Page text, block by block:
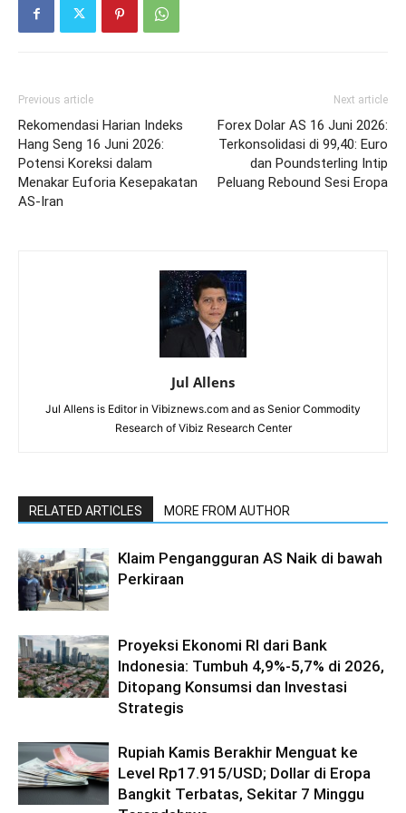
Previous article
Rekomendasi Harian Indeks
Hang Seng 16 Juni 2026:
Potensi Koreksi dalam
Menakar Euforia Kesepakatan
AS-Iran
Next article
Forex Dolar AS 16 Juni 2026:
Terkonsolidasi di 99,40: Euro
dan Poundsterling Intip
Peluang Rebound Sesi Eropa
Jul Allens
Jul Allens is Editor in Vibiznews.com and as Senior Commodity
Research of Vibiz Research Center
RELATED ARTICLES MORE FROM AUTHOR
Klaim Pengangguran AS Naik di bawah
Perkiraan
Proyeksi Ekonomi RI dari Bank
Indonesia: Tumbuh 4,9%-5,7% di 2026,
Ditopang Konsumsi dan Investasi
Strategis
Rupiah Kamis Berakhir Menguat ke
Level Rp17.915/USD; Dollar di Eropa
Bangkit Terbatas, Sekitar 7 Minggu